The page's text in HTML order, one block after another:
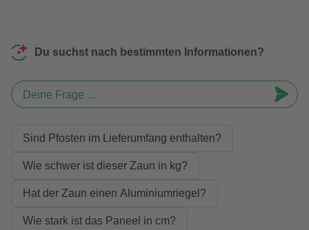
Du suchst nach bestimmten Informationen?
Deine Frage ...
Sind Pfosten im Lieferumfang enthalten?
Wie schwer ist dieser Zaun in kg?
Hat der Zaun einen Aluminiumriegel?
Wie stark ist das Paneel in cm?